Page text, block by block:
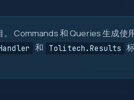
1
let
=>
Commands 和 Queries 生成使
和 Tolitech.Results